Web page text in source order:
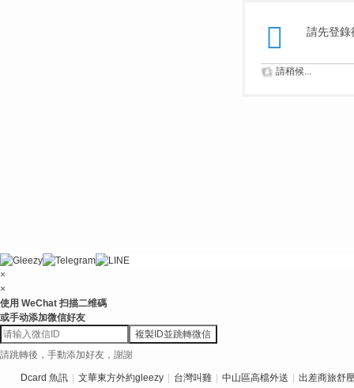
請先登錄
請稍候...
×
×
使用 WeChat 扫描二维碼
或手动添加微信好友
複製ID並跳轉微信
請跳轉後，手動添加好友，謝謝
Dcard 魚訊 文華東方外約gleezy 台灣叫雞 中山區高檔外送
出差商旅舒